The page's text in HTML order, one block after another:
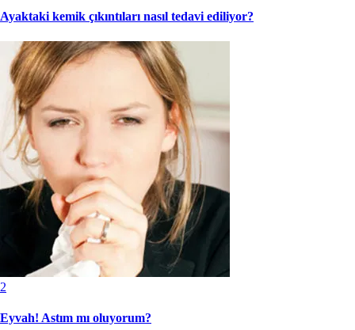
Ayaktaki kemik çıkıntıları nasıl tedavi ediliyor?
2
Eyvah! Astım mı oluyorum?